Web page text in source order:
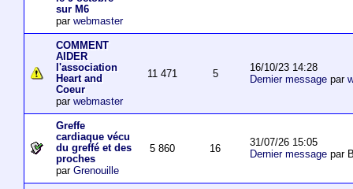
sur M6
par webmaster
COMMENT
AIDER
l'association
Heart and
Coeur
par webmaster
11 471 5
16/10/23 14:28
Dernier messagepar
Greffe
cardiaque vécu
du greffé et des
proches
par Grenouille
5 860 16
31/07/26 15:05
Dernier messagepar